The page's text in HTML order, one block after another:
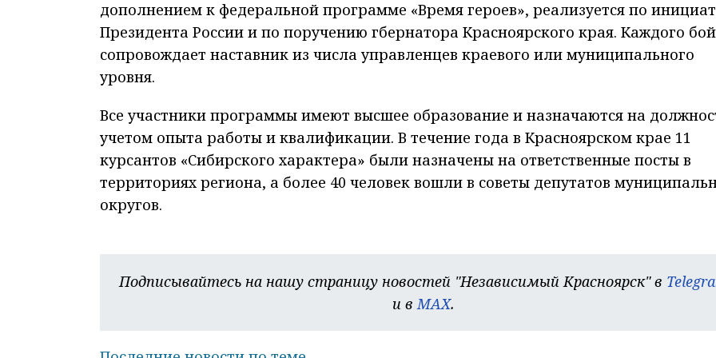
дополнением к федеральной программе «Время героев», реализуется по
Президента России и по поручению гбернатора Красноярского края. Каждого
сопровождает наставник из числа управленцев краевого или муниципального
уровня.
Все участники программы имеют высшее образование и назначаются на
учетом опыта работы и квалификации. В течение года в Красноярском крае 11
курсантов «Сибирского характера» были назначены на ответственные посты в
территориях региона, а более 40 человек вошли в советы депутатов
округов.
Подписывайтесь на нашу страницу новостей "Независимый Красноярск" в
и в MAX.